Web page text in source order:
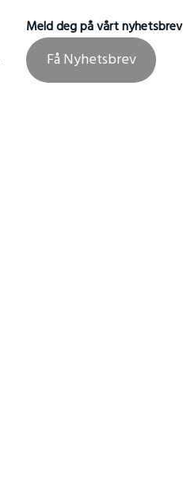
Meld deg på vårt nyhetsbrev
Få Nyhetsbrev